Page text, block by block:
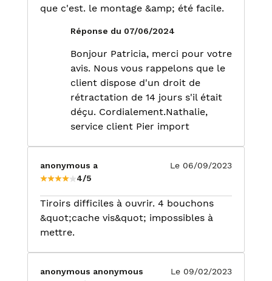
que c'est. le montage &amp; été facile.
Réponse du 07/06/2024
Bonjour Patricia, merci pour votre
avis. Nous vous rappelons que le
client dispose d'un droit de
rétractation de 14 jours s'il était
déçu. Cordialement.Nathalie,
service client Pier import
anonymous a
4/5
Le 06/09/2023
Tiroirs difficiles à ouvrir. 4 bouchons
&quot;cache vis&quot; impossibles à
mettre.
anonymous anonymous
Le 09/02/2023